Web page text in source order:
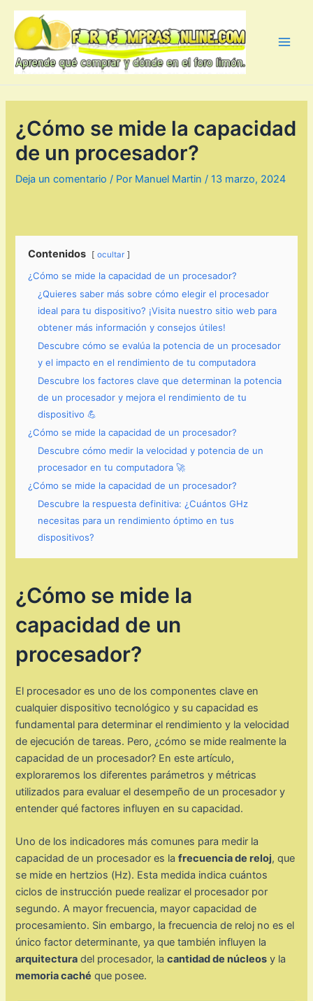
contenido
¿Cómo se mide la capacidad
de un procesador?
Deja un comentario / Por Manuel Martin /13 marzo, 2024
Contenidos ocultar
¿Cómo se mide la capacidad de un procesador?
¿Quieres saber más sobre cómo elegir el procesador
ideal para tu dispositivo? ¡Visita nuestro sitio web para
obtener más información y consejos útiles!
Descubre cómo se evalúa la potencia de un procesador
y el impacto en el rendimiento de tu computadora
Descubre los factores clave que determinan la potencia
de un procesador y mejora el rendimiento de tu
dispositivo 💪
¿Cómo se mide la capacidad de un procesador?
Descubre cómo medir la velocidad y potencia de un
procesador en tu computadora 🚀
¿Cómo se mide la capacidad de un procesador?
Descubre la respuesta definitiva: ¿Cuántos GHz
necesitas para un rendimiento óptimo en tus
dispositivos?
¿Cómo se mide la
capacidad de un
procesador?
El procesador es uno de los componentes clave en
cualquier dispositivo tecnológico y su capacidad es
fundamental para determinar el rendimiento y la velocidad
de ejecución de tareas. Pero, ¿cómo se mide realmente la
capacidad de un procesador? En este artículo,
exploraremos los diferentes parámetros y métricas
utilizados para evaluar el desempeño de un procesador y
entender qué factores influyen en su capacidad.
Uno de los indicadores más comunes para medir la
capacidad de un procesador es lafrecuencia de reloj, que
se mide en hertzios (Hz). Esta medida indica cuántos
ciclos de instrucción puede realizar el procesador por
segundo. A mayor frecuencia, mayor capacidad de
procesamiento. Sin embargo, la frecuencia de reloj no es el
único factor determinante, ya que también influyen la
arquitectura del procesador, lacantidad de núcleos y la
memoria caché que posee.